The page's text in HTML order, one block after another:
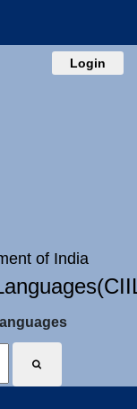
Login
of India